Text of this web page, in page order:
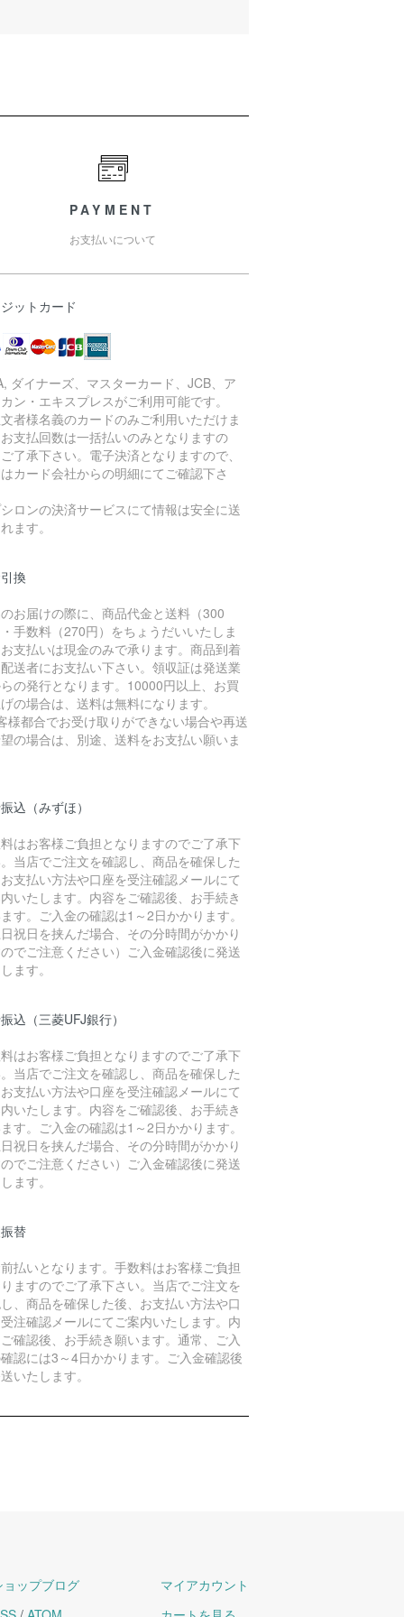
PAYMENT
お支払いについて
ットカード
ダイナーズ、マスターカード、JCB、ア
ン・エキスプレスがご利用可能です。
者様名義のカードのみご利用いただけま
支払回数は一括払いのみとなりますの
了承下さい。電子決済となりますので、
カード会社からの明細にてご確認下さ
ロンの決済サービスにて情報は安全に送
ます。
換
お届けの際に、商品代金と送料（300
手数料（270円）をちょうだいいたしま
支払いは現金のみで承ります。商品到着
送者にお支払い下さい。領収証は発送業
の発行となります。10000円以上、お買
の場合は、送料は無料になります。
様都合でお受け取りができない場合や再送
の場合は、別途、送料をお支払い願いま
込（みずほ）
はお客様ご負担となりますのでご了承下
当店でご注文を確認し、商品を確保した
支払い方法や口座を受注確認メールにて
いたします。内容をご確認後、お手続き
す。ご入金の確認は1～2日かかります。
日祝日を挟んだ場合、その分時間がかかり
でご注意ください）ご入金確認後に発送
ます。
込（三菱UFJ銀行）
はお客様ご負担となりますのでご了承下
当店でご注文を確認し、商品を確保した
支払い方法や口座を受注確認メールにて
いたします。内容をご確認後、お手続き
す。ご入金の確認は1～2日かかります。
日祝日を挟んだ場合、その分時間がかかり
でご注意ください）ご入金確認後に発送
ます。
替
払いとなります。手数料はお客様ご負担
ますのでご了承下さい。当店でご注文を
、商品を確保した後、お支払い方法や口
注確認メールにてご案内いたします。内
確認後、お手続き願います。通常、ご入
認には3～4日かかります。ご入金確認後
いたします。
ョップブログ
マイアカウント